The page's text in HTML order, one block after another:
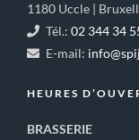
1180 Uccle |
Tél.: 02 344 34
E-mail:
HEURES
BRASSERIE